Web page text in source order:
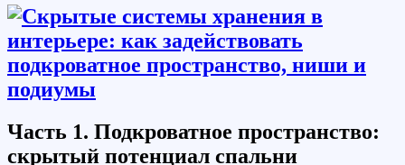
Часть 1. Подкроватное пространство:
скрытый потенциал спальни